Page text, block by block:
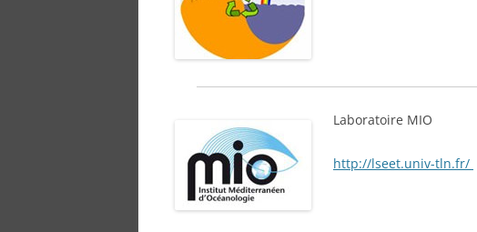
Laboratoire MIO
http://lseet.univ-tln.fr/